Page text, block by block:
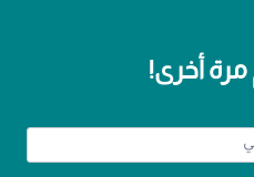
مرة أخرى!